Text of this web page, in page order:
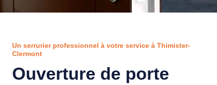
Un serrurier professionnel à votre service à Thimister-
Clermont
Ouverture de porte